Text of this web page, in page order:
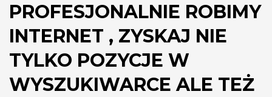
PROFESJONALNIE ROBIMY
INTERNET , ZYSKAJ NIE
TYLKO POZYCJE W
WYSZUKIWARCE ALE TEŻ